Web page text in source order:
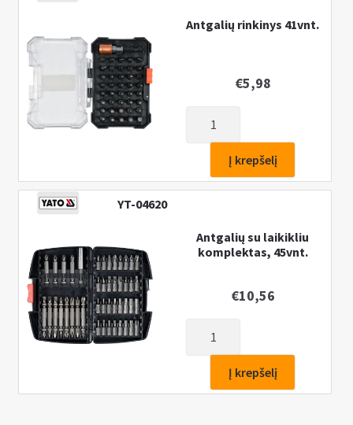
Antgalių rinkinys 41vnt.
€5,98
Antgalių
rinkinys
41vnt.
Į krepšelį
YT-04620
Antgalių su laikikliu
komplektas, 45vnt.
€10,56
AntgaliųĮ krepšelį